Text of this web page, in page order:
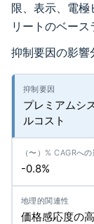
限、表示、電極
リートのベース
抑制要因の影響
プレミアムシ
ルコスト
-0.8%
価格感応度の